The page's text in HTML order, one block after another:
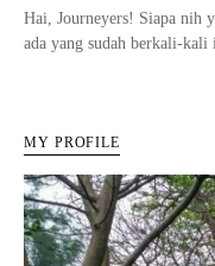
Hai, Journeyers! Siapa nih
ada yang sudah berkali-
MY PROFILE